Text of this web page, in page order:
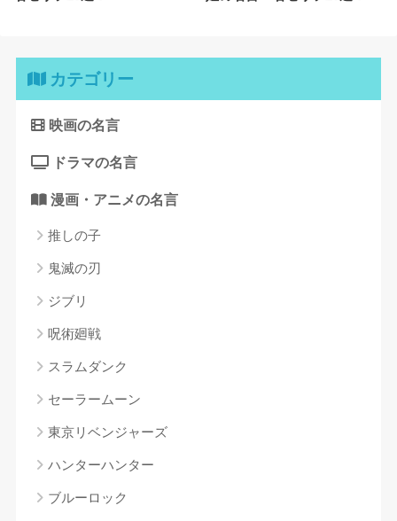
カテゴリー
映画の名言
ドラマの名言
漫画・アニメの名言
推しの子
鬼滅の刃
ジブリ
呪術廻戦
スラムダンク
セーラームーン
東京リベンジャーズ
ハンターハンター
ブルーロック